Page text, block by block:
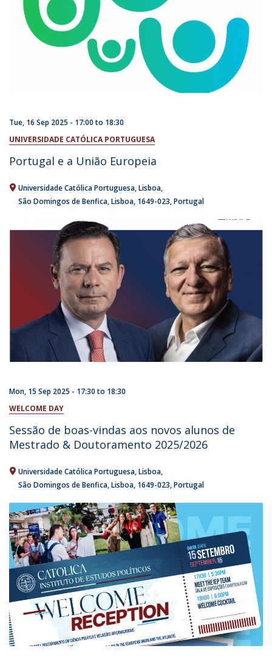
Tue, 16 Sep 2025 - 17:00to 18:30
UNIVERSIDADE CATÓLICA PORTUGUESA
Portugal e a União Europeia
Universidade Católica Portuguesa Lisboa
São Domingos de Benfica, Lisboa 1649-023 Portugal
Mon, 15 Sep 2025 - 17:30to 18:30
WELCOME DAY
Sessão de boas-vindas aos novos alunos de
Mestrado & Doutoramento 2025/2026
Universidade Católica Portuguesa Lisboa
São Domingos de Benfica, Lisboa 1649-023 Portugal